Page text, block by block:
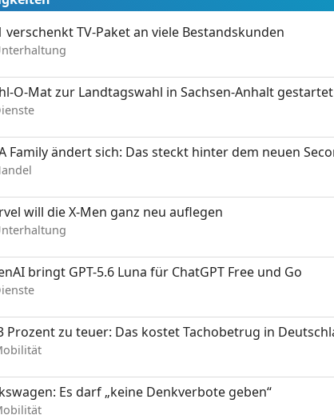
verschenkt TV-Paket an viele Bestandskunden
O-Mat zur Landtagswahl in Sachsen-Anhalt gestartet
Family ändert sich: Das steckt hinter dem neuen
will die X-Men ganz neu auflegen
bringt GPT-5.6 Luna für ChatGPT Free und Go
Prozent zu teuer: Das kostet Tachobetrug in
Es darf „keine Denkverbote geben“